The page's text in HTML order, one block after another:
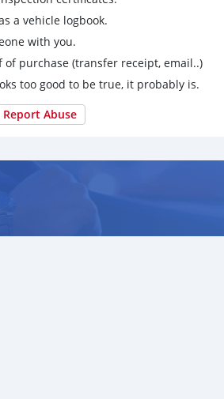
a vehicle logbook.
with you.
of purchase (transfer receipt, email..)
too good to be true, it probably is.
Report Abuse